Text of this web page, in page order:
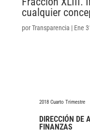
cualquier
porTransparencia | Ene
2018 Cuarto Trimestre
DIRECCIÓN DE
FINANZAS